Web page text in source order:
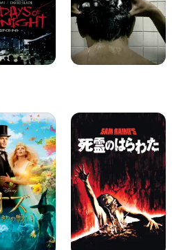
の
棲
む
屋
敷
死
霊
の
は
ら
わ
た